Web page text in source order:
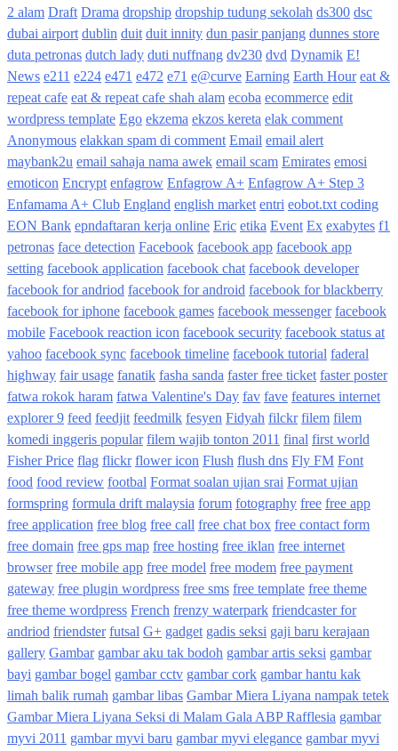
2 alam Draft Drama dropship dropship tudung sekolah ds300 dsc
dubai airport dublin duit duit innity dun pasir panjang dunnes store
duta petronas dutch lady duti nuffnang dv230 dvd Dynamik E!
News e211 e224 e471 e472 e71 e@curve Earning Earth Hour eat &
repeat cafe eat & repeat cafe shah alam ecoba ecommerce edit
wordpress template Ego ekzema ekzos kereta elak comment
Anonymous elakkan spam di comment Email email alert
maybank2u email sahaja nama awek email scam Emirates emosi
emoticon Encrypt enfagrow Enfagrow A+ Enfagrow A+ Step 3
Enfamama A+ Club England english market entri eobot.txt coding
EON Bank epndaftaran kerja online Eric etika Event Ex exabytes f1
petronas face detection Facebook facebook app facebook app
setting facebook application facebook chat facebook developer
facebook for andriod facebook for android facebook for blackberry
facebook for iphone facebook games facebook messenger facebook
mobile Facebook reaction icon facebook security facebook status at
yahoo facebook sync facebook timeline facebook tutorial faderal
highway fair usage fanatik fasha sanda faster free ticket faster poster
fatwa rokok haram fatwa Valentine's Day fav fave features internet
explorer 9 feed feedjit feedmilk fesyen Fidyah filckr filem filem
komedi inggeris popular filem wajib tonton 2011 final first world
Fisher Price flag flickr flower icon Flush flush dns Fly FM Font
food food review footbal Format soalan ujian srai Format ujian
formspring formula drift malaysia forum fotography free free app
free application free blog free call free chat box free contact form
free domain free gps map free hosting free iklan free internet
browser free mobile app free model free modem free payment
gateway free plugin wordpress free sms free template free theme
free theme wordpress French frenzy waterpark friendcaster for
andriod friendster futsal G+ gadget gadis seksi gaji baru kerajaan
gallery Gambar gambar aku tak bodoh gambar artis seksi gambar
bayi gambar bogel gambar cctv gambar cork gambar hantu kak
limah balik rumah gambar libas Gambar Miera Liyana nampak tetek
Gambar Miera Liyana Seksi di Malam Gala ABP Rafflesia gambar
myvi 2011 gambar myvi baru gambar myvi elegance gambar myvi